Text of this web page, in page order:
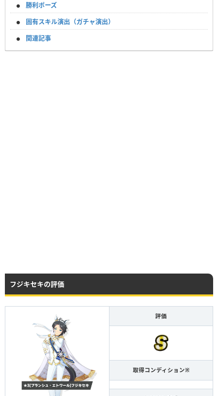
勝利ポーズ
固有スキル演出（ガチャ演出）
関連記事
フジキセキの評価
評価
取得コンディション※